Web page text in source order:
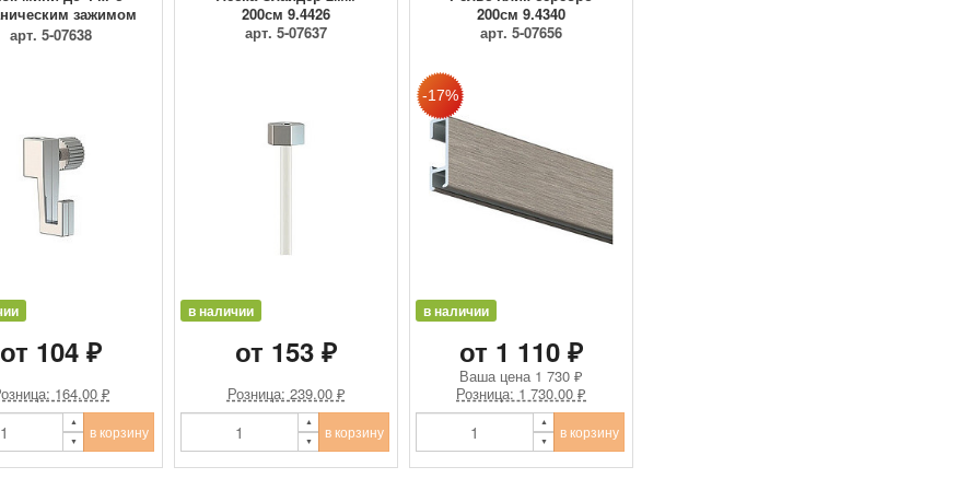
зажимом
9.4205
арт. 5-07638
от 104 ₽
164.00 ₽
в корзину
200см 9.4426
арт. 5-07637
в наличии
от 153 ₽
Розница: 239.00 ₽
в корзину
200см 9.4340
арт. 5-07656
в наличии
от 1 110 ₽
Ваша цена 1 730 ₽
Розница: 1 730.00 ₽
в корзину